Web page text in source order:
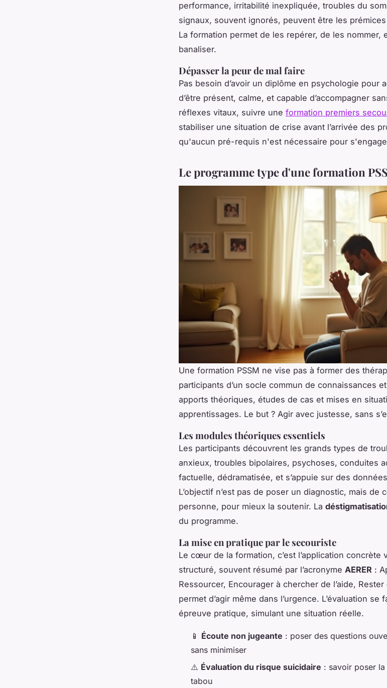
performance, irritabilité inexpliquée, troubles du
signaux, souvent ignorés, peuvent être les
La formation permet de les repérer, de les nommer,
banaliser.
Dépasser la peur de mal faire
Pas besoin d’avoir un diplôme en psychologie pour
d’être présent, calme, et capable d’accompagner
réflexes vitaux, suivre une formation premiers
stabiliser une situation de crise avant l’arrivée des
qu'aucun pré-requis n'est nécessaire pour
Le programme type d'une formation
Une formation PSSM ne vise pas à former des
participants d’un socle commun de connaissances
apports théoriques, études de cas et mises en
apprentissages. Le but ? Agir avec justesse, sans
Les modules théoriques essentiels
Les participants découvrent les grands types de
anxieux, troubles bipolaires, psychoses, conduites
factuelle, dédramatisée, et s’appuie sur des
L’objectif n’est pas de poser un diagnostic, mais de
personne, pour mieux la soutenir. La
du programme.
La mise en pratique par le secouriste
Le cœur de la formation, c’est l’application concrète
structuré, souvent résumé par l’acronyme AERER :
Ressourcer, Encourager à chercher de l’aide,
permet d’agir même dans l’urgence. L’évaluation
épreuve pratique, simulant une situation réelle.
📱 Écoute non jugeante : poser des questions
sans minimiser
⚠️ Évaluation du risque suicidaire : savoir poser
tabou